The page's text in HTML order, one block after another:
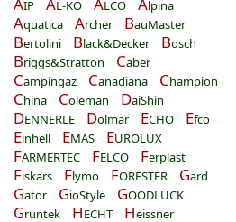
IP L-KO LCO lpina
Aquatica Archer BauMaster
Bertolini Black&Decker Bosch
Briggs&Stratton Caber
Campingaz Canadiana Champion
China Coleman DaiShin
DENNERLE Dolmar ECHO Efco
Einhell EMAS EUROLUX
FARMERTEC FELCO Ferplast
Fiskars Flymo FORESTER Gard
Gator GioStyle GOODLUCK
Gruntek HECHT Heissner